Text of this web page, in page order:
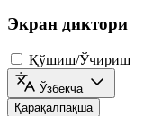
Экран диктори
Қўшиш/Ўчириш
Ўзбекча
Қарақалпақша